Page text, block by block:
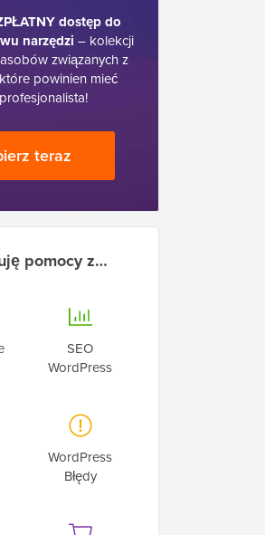
dostęp do
narzędzi – kolekcji
związanych z
powinien mieć
teraz
pomocy z…
SEO
WordPress
WordPress
Błędy